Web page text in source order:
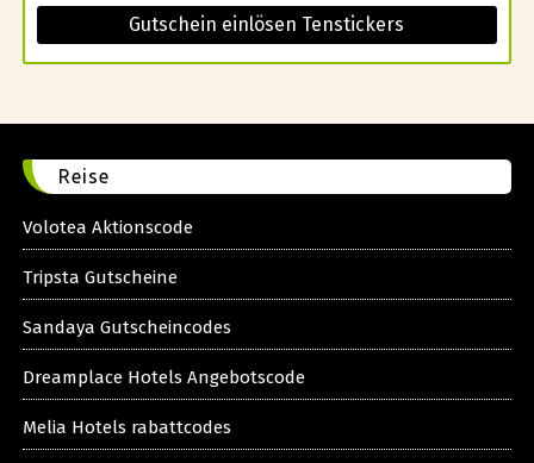
Gutschein einlösen Tenstickers
Reise
Volotea Aktionscode
Tripsta Gutscheine
Sandaya Gutscheincodes
Dreamplace Hotels Angebotscode
Melia Hotels rabattcodes